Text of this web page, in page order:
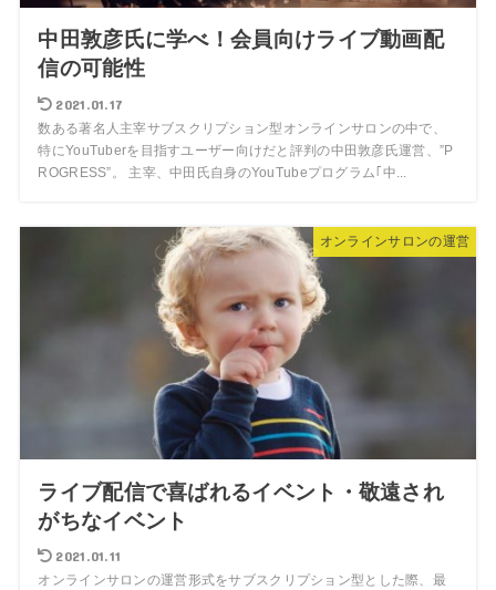
中田敦彦氏に学べ！会員向けライブ動画配
信の可能性
2021.01.17
数ある著名人主宰サブスクリプション型オンラインサロンの中で、
特にYouTuberを目指すユーザー向けだと評判の中田敦彦氏運営、”P
ROGRESS”。 主宰、中田氏自身のYouTubeプログラム｢中...
オンラインサロンの運営
ライブ配信で喜ばれるイベント・敬遠され
がちなイベント
2021.01.11
オンラインサロンの運営形式をサブスクリプション型とした際、最